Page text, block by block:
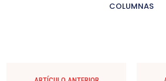
COLUMNAS